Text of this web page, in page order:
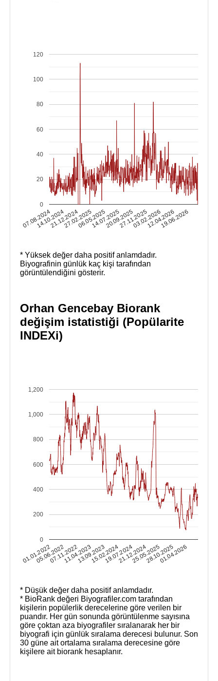
07.08.2024
14.10.202421.12.202427.02.202506.05.202514.07.202520.09.202527.11.202503.02.202612.04.2026
19.06.2026
0
20
40
60
80
100
120
* Yüksek değer daha positif anlamdadır.
Biyografinin günlük kaç kişi tarafından
görüntülendiğini gösterir.
Orhan Gencebay Biorank
değişim istatistiği (Popülarite
INDEXi)
01.01.2022
05.06.2022
07.11.2022
11.04.2023
13.09.2023
15.02.2024
19.07.2024
21.12.2024
25.05.2025
28.10.2025
01.04.2026
0
200
400
600
800
1,000
1,200
* Düşük değer daha positif anlamdadır.
* BioRank değeri Biyografiler.com tarafından
kişilerin popülerlik derecelerine göre verilen bir
puandır. Her gün sonunda görüntülenme sayısına
göre çoktan aza biyografiler sıralanarak her bir
biyografi için günlük sıralama derecesi bulunur. Son
30 güne ait ortalama sıralama derecesine göre
kişilere ait biorank hesaplanır.